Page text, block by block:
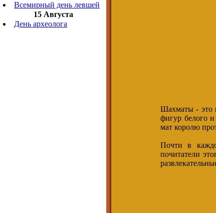
Всемирный день левшей
15 Августа
День археолога
Шахматы - это
фигур белого
мат королю
Почти в
почитатели